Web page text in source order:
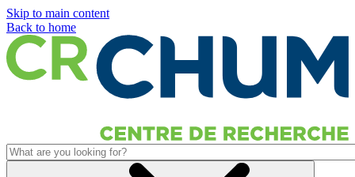
Skip to main content
Back to home